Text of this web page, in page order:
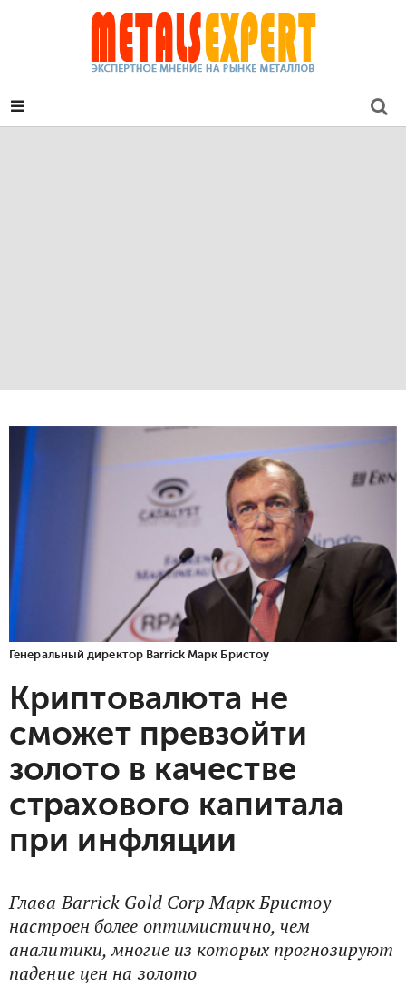
Генеральный директор Barrick Марк Бристоу
Криптовалюта не
сможет превзойти
золото в качестве
страхового капитала
при инфляции
Глава Barrick Gold Corp Марк Бристоу
настроен более оптимистично, чем
аналитики, многие из которых прогнозируют
падение цен на золото